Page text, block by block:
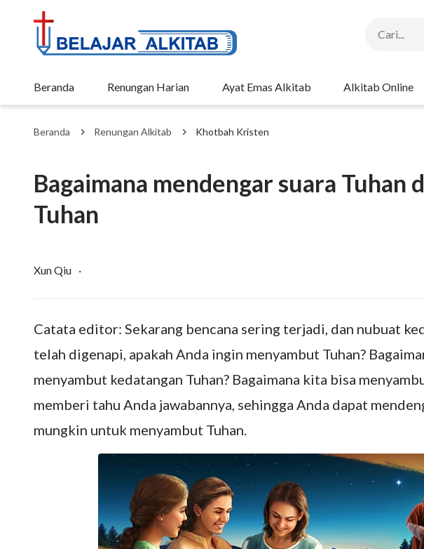
Beranda Renungan Harian Ayat Emas Alkitab Alkitab Online
Beranda Renungan Alkitab Khotbah Kristen
Bagaimana mendengar suara Tuhan
Tuhan
Xun Qiu ·
Catata editor: Sekarang bencana sering terjadi, dan nubuat
telah digenapi, apakah Anda ingin menyambut Tuhan?
menyambut kedatangan Tuhan? Bagaimana kita bisa
memberi tahu Anda jawabannya, sehingga Anda dapat
mungkin untuk menyambut Tuhan.